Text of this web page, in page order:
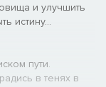
и улучшить
истину...
пути.
в тенях в